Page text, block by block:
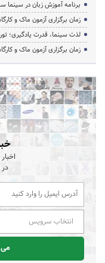
برنامه آموزش زبان در سینما سفیر
زمان برگزاری آزمون ماک و
لذت سینما، قدرت یادگیری؛
زمان برگزاری آزمون ماک و
انتخاب سرویس